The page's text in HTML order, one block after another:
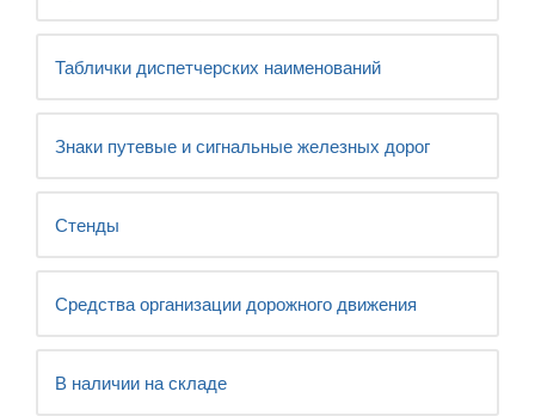
Таблички диспетчерских наименований
Знаки путевые и сигнальные железных дорог
Стенды
Средства организации дорожного движения
В наличии на складе